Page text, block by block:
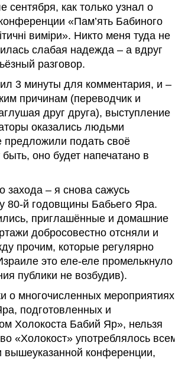
сентября, как только узнал о
«Пам’ять Бабиного
виміри». Никто меня туда не
слабая надежда – а вдруг
разговор.
3 минуты для комментария, и –
причинам (переводчик и
друг друга), выступление
оказались людьми
подать своё
оно будет напечатано в
захода – я снова сажусь
80-й годовщины Бабьего Яра.
приглашённые и домашние
добросовестно отсняли и
прочим, которые регулярно
это еле-еле промелькнуло
публики не возбудив).
о многочисленных
подготовленных и
Холокоста Бабий Яр», нельзя
«Холокост» употреблялось
вышеуказанной конференции,